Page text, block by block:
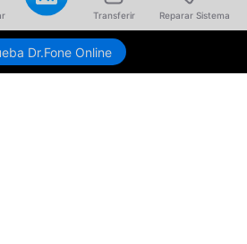
Transferir Reparar Sistema
Dr.Fone Online